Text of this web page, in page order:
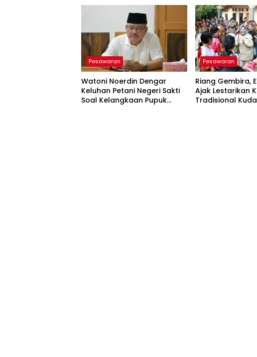
Pesawaran
Watoni Noerdin Dengar
Keluhan Petani Negeri Sakti
Soal Kelangkaan Pupuk
Pesawaran
Riang Gembira,
Ajak Lestarikan
Tradisional